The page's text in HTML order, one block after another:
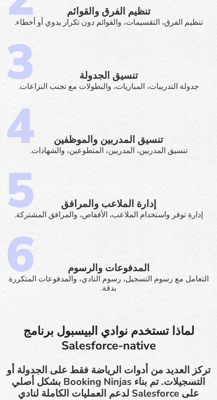
تنظيم الفرق والقوائم
تنظيم الفرق، التقسيمات، والقوائم دون تكرار يدوي أو أخطاء.
تنسيق الجدولة
جدولة التدريبات، المباريات، والبطولات مع تجنب النزاعات.
تنسيق المدربين والموظفين
تنسيق المدربين، المدربين، المتطوعين، والشهادات.
إدارة الملاعب والمرافق
إدارة توفر واستخدام الملاعب، الأقفاص، والمرافق المشتركة.
المدفوعات والرسوم
التعامل مع رسوم التسجيل، رسوم النادي، والمدفوعات المتكررة
بدقة.
لماذا تستخدم نوادي البيسبول برنامج
Salesforce-native
تركز العديد من أدوات الرياضة فقط على الجدولة أو
التسجيلات. تم بناء Booking Ninjas بشكل أصلي
على Salesforce لدعم العمليات الكاملة لنادي